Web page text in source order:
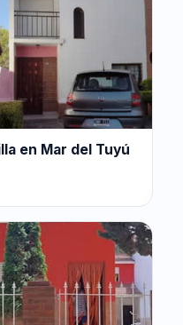
en Mar del Tuyú